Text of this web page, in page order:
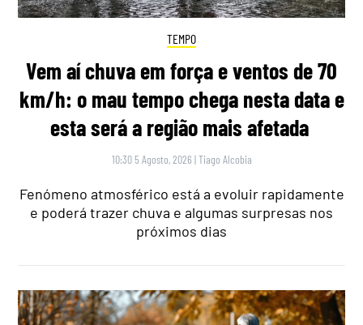
TEMPO
Vem aí chuva em força e ventos de 70
km/h: o mau tempo chega nesta data e
esta será a região mais afetada
10:30 5 Agosto, 2026 |Tiago Alcobia
Fenómeno atmosférico está a evoluir rapidamente
e poderá trazer chuva e algumas surpresas nos
próximos dias